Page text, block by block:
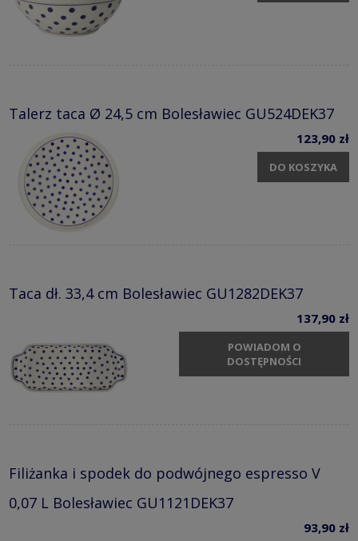
Talerz taca Ø 24,5 cm Bolesławiec GU524DEK37
123,90 zł
DO KOSZYKA
Taca dł. 33,4 cm Bolesławiec GU1282DEK37
137,90 zł
POWIADOM O
DOSTĘPNOŚCI
Filiżanka i spodek do podwójnego espresso V
0,07 L Bolesławiec GU1121DEK37
93,90 zł